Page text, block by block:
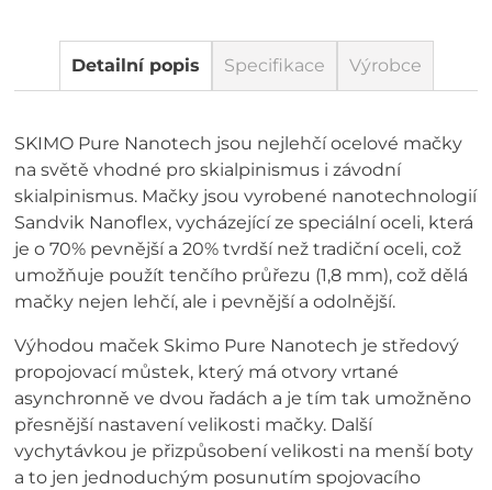
Detailní popis Specifikace Výrobce
SKIMO Pure Nanotech jsou nejlehčí ocelové mačky
na světě vhodné pro skialpinismus i závodní
skialpinismus. Mačky jsou vyrobené nanotechnologií
Sandvik Nanoflex, vycházející ze speciální oceli, která
je o 70% pevnější a 20% tvrdší než tradiční oceli, což
umožňuje použít tenčího průřezu (1,8 mm), což dělá
mačky nejen lehčí, ale i pevnější a odolnější.
Výhodou maček Skimo Pure Nanotech je středový
propojovací můstek, který má otvory vrtané
asynchronně ve dvou řadách a je tím tak umožněno
přesnější nastavení velikosti mačky. Další
vychytávkou je přizpůsobení velikosti na menší boty
a to jen jednoduchým posunutím spojovacího